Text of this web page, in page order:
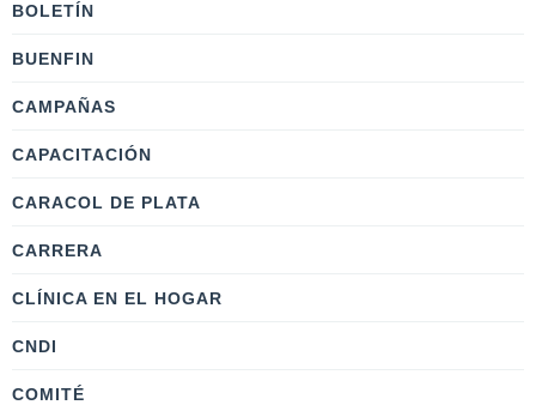
BOLETÍN
BUENFIN
CAMPAÑAS
CAPACITACIÓN
CARACOL DE PLATA
CARRERA
CLÍNICA EN EL HOGAR
CNDI
COMITÉ